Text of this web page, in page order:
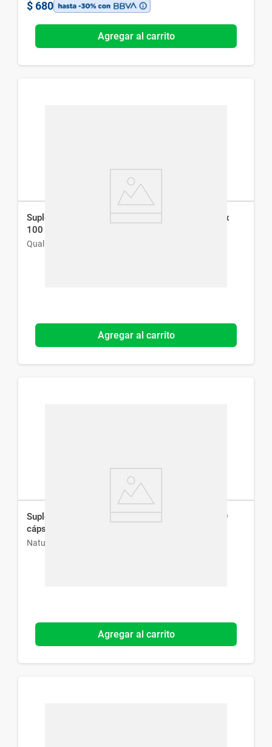
$ 680
Agregar al carrito
Suplemento Dietario Qualivits Lecithin 1200 mg x
100 caps
Qualivits
Agregar al carrito
Suplemento Dietario Natures Bounty Fish Oil x 39
cáps
Natural Life
Agregar al carrito